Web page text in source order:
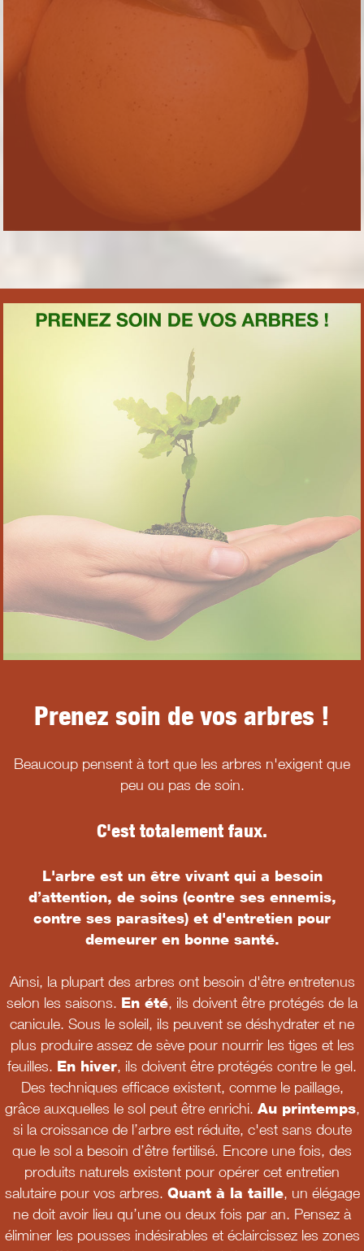
Prenez soin de vos arbres !
Beaucoup pensent à tort que les arbres n'exigent que
peu ou pas de soin.
C'est totalement faux.
L'arbre est un être vivant qui a besoin
d’attention, de soins (contre ses ennemis,
contre ses parasites) et d'entretien pour
demeurer en bonne santé.
Ainsi, la plupart des arbres ont besoin d'être entretenus
selon les saisons. En été, ils doivent être protégés de la
canicule. Sous le soleil, ils peuvent se déshydrater et ne
plus produire assez de sève pour nourrir les tiges et les
feuilles. En hiver, ils doivent être protégés contre le gel.
Des techniques efficace existent, comme le paillage,
grâce auxquelles le sol peut être enrichi. Au printemps,
si la croissance de l’arbre est réduite, c'est sans doute
que le sol a besoin d’être fertilisé. Encore une fois, des
produits naturels existent pour opérer cet entretien
salutaire pour vos arbres. Quant à la taille, un élégage
ne doit avoir lieu qu’une ou deux fois par an. Pensez à
éliminer les pousses indésirables et éclaircissez les zones